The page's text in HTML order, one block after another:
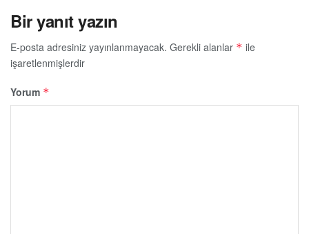
Bir yanıt yazın
E-posta adresiniz yayınlanmayacak. Gerekli alanlar * ile
işaretlenmişlerdir
Yorum *